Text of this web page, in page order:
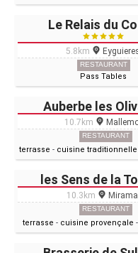
Le Relais du
5.8km
RESTAURANT
Pass Tables
Auberbe les
10.7km
RESTAURANT
terrasse - cuisine traditionnelle
les Sens de la
10.3km
RESTAURANT
terrasse - cuisine provençale -